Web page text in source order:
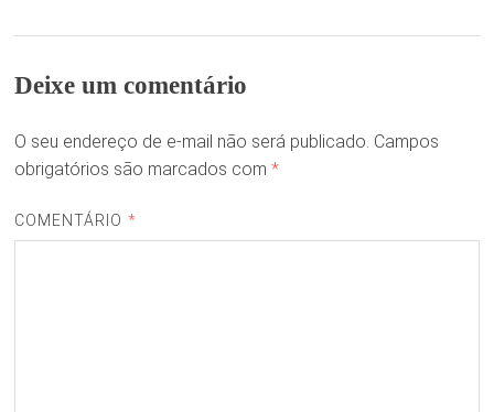
Deixe um comentário
O seu endereço de e-mail não será publicado. Campos
obrigatórios são marcados com *
COMENTÁRIO *